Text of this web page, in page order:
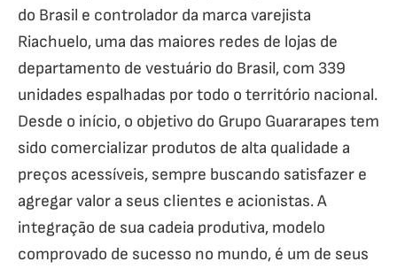
do Brasil e controlador da marca varejista
Riachuelo, uma das maiores redes de lojas de
departamento de vestuário do Brasil, com 339
unidades espalhadas por todo o território nacional.
Desde o início, o objetivo do Grupo Guararapes tem
sido comercializar produtos de alta qualidade a
preços acessíveis, sempre buscando satisfazer e
agregar valor a seus clientes e acionistas. A
integração de sua cadeia produtiva, modelo
comprovado de sucesso no mundo, é um de seus